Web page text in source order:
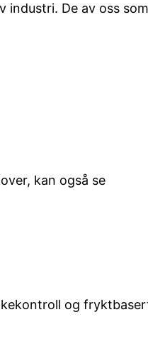
industri. De av oss
kan også se
og